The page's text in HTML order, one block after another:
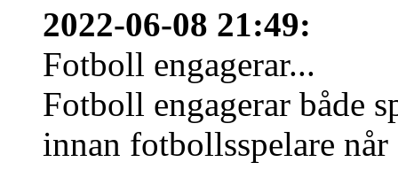
2022-06-08 21:49:
Fotboll engagerar...
Fotboll engagerar både
innan fotbollsspelare